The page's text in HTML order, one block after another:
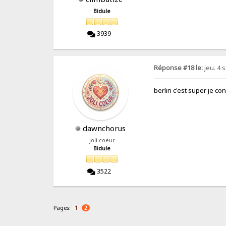
Bidule
3939
dawnchorus
joli coeur
Bidule
3522
Réponse #18 le:jeu. 4
berlin c'est super je
Pages: 1 2